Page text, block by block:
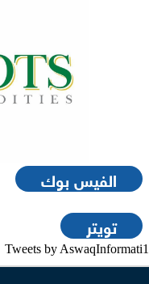
الفيس بوك
تويتر
Tweets by AswaqInformati1